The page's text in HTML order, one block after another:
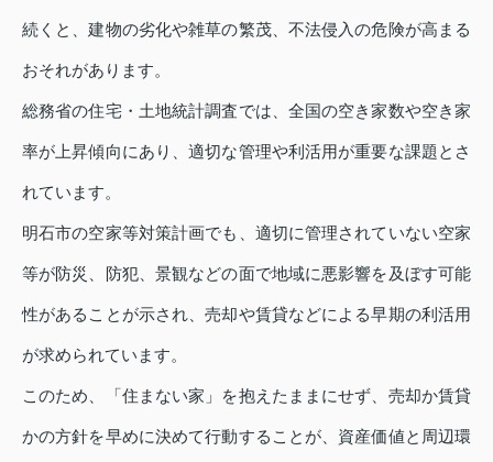
続くと、建物の劣化や雑草の繁茂、不法侵入の危険が高まる
おそれがあります。
総務省の住宅・土地統計調査では、全国の空き家数や空き家
率が上昇傾向にあり、適切な管理や利活用が重要な課題とさ
れています。
明石市の空家等対策計画でも、適切に管理されていない空家
等が防災、防犯、景観などの面で地域に悪影響を及ぼす可能
性があることが示され、売却や賃貸などによる早期の利活用
が求められています。
このため、「住まない家」を抱えたままにせず、売却か賃貸
かの方針を早めに決めて行動することが、資産価値と周辺環